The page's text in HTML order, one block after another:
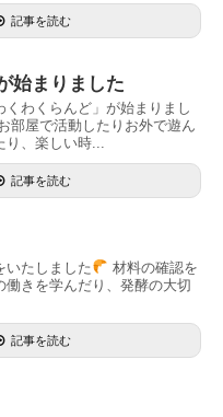
記事を読む
始まりました
くわくらんど」が始まりまし
部屋で活動したりお外で遊ん
、楽しい時...
記事を読む
いたしました
材料の確認を
働きを学んだり、発酵の大切
記事を読む